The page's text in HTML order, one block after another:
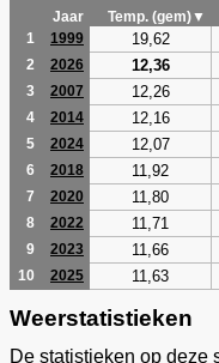
Jaar
Temp. (gem)▼
1
1999 19,62
2 2026 12,36
3 2007 12,26
4 2014 12,16
5 2024 12,07
6 2018 11,92
7 2020 11,80
8 2022 11,71
9 2023 11,66
10 2025 11,63
Weerstatistieken
De statistieken op deze